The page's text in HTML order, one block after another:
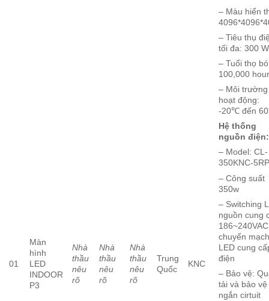
01
Màn
hình
LED
INDOOR
P3
Nhà
thầu
nêu
rõ
Nhà
thầu
nêu
rõ
Nhà
thầu
nêu
rõ
Trung
Quốc
KNC
– Màu hiển
– Tiêu thụ
tối đa: 300
– Tuổi thọ
100,000
– Môi trường
hoạt động:
-20℃ đến
Hệ thống
nguồn điện:
– Model: CL-
350KNC-
– Công suất
350w
– Switching
nguồn cung
186~240VAC
chuyển
LED cung
điện
– Bảo vệ:
tải và bảo vệ
ngắn cirtuit